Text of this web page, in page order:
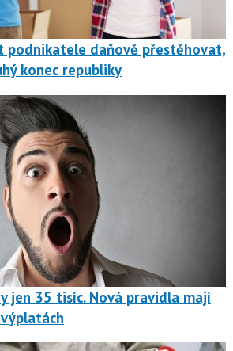
podnikatele daňově přestěhovat,
konec republiky
jen 35 tisíc. Nová pravidla mají